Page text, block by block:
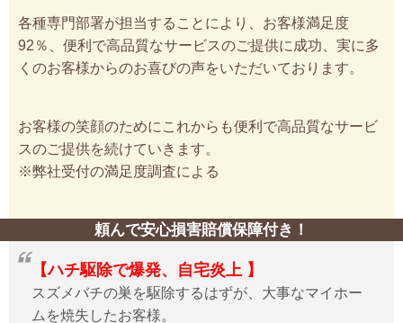
各種専門部署が担当することにより、お客様満足度
92％、便利で高品質なサービスのご提供に成功、実に多
くのお客様からのお喜びの声をいただいております。
お客様の笑顔のためにこれからも便利で高品質なサービ
スのご提供を続けていきます。
※弊社受付の満足度調査による
頼んで安心損害賠償保障付き！
【ハチ駆除で爆発、自宅炎上 】
スズメバチの巣を駆除するはずが、大事なマイホー
ムを焼失したお客様。